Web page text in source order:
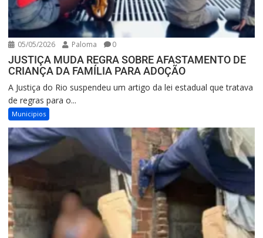
05/05/2026 Paloma 0
JUSTIÇA MUDA REGRA SOBRE AFASTAMENTO DE
CRIANÇA DA FAMÍLIA PARA ADOÇÃO
A Justiça do Rio suspendeu um artigo da lei estadual que tratava
de regras para o...
Municipios